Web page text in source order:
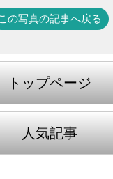
の写真の記事へ戻る
トップページ
人気記事